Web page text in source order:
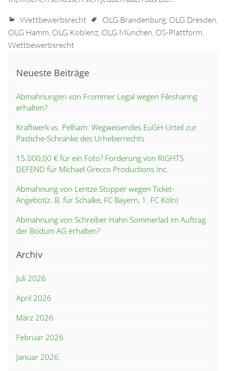
Wettbewerbsrecht OLG Brandenburg, OLG Dresden,
OLG Hamm, OLG Koblenz, OLG München, OS-Plattform,
Wettbewerbsrecht
Neueste Beiträge
Abmahnungen von Frommer Legal wegen Filesharing
erhalten?
Kraftwerk vs. Pelham: Wegweisendes EuGH-Urteil zur
Pastiche-Schranke des Urheberrechts
15.000,00 € für ein Foto? Forderung von RIGHTS
DEFEND für Michael Grecco Productions Inc.
Abmahnung von Lentze Stopper wegen Ticket-
Angebot(z. B. für Schalke, FC Bayern, 1. FC Köln)
Abmahnung von Schreiber Hahn Sommerlad im Auftrag
der Bodum AG erhalten?
Archiv
Juli 2026
April 2026
März 2026
Februar 2026
Januar 2026